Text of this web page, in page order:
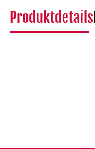
Produktdetails